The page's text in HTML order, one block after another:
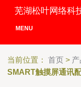
芜湖松叶网络科
MENU
当前位置： 首页 >
SMART触摸屏通讯